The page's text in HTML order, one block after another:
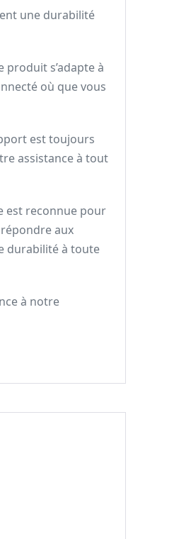
une durabilité
s’adapte à
où que vous
est toujours
assistance à tout
est reconnue pour
aux
durabilité à toute
à notre